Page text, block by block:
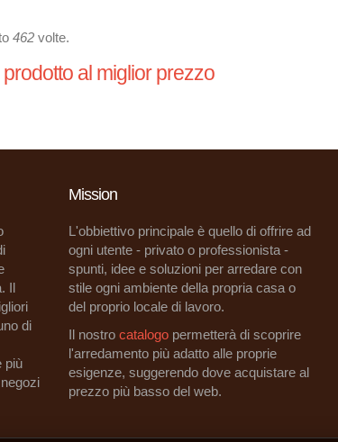
462 volte.
al miglior prezzo
Il
di
più
Mission
L'obbiettivo principale è quello di offrire ad
ogni utente - privato o professionista -
spunti, idee e soluzioni per arredare con
stile ogni ambiente della propria casa o
del proprio locale di lavoro.
Il nostro catalogo permetterà di scoprire
l'arredamento più adatto alle proprie
esigenze, suggerendo dove acquistare al
prezzo più basso del web.